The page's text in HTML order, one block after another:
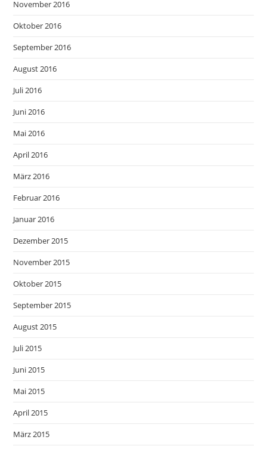
November 2016
Oktober 2016
September 2016
August 2016
Juli 2016
Juni 2016
Mai 2016
April 2016
März 2016
Februar 2016
Januar 2016
Dezember 2015
November 2015
Oktober 2015
September 2015
August 2015
Juli 2015
Juni 2015
Mai 2015
April 2015
März 2015